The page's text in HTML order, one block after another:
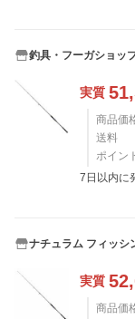
釣具・フーガショッ
実質
商品価
送料
ポイン
7日以内に
ナチュラム フィッシ
実質
商品価